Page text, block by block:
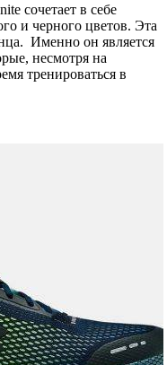
сочетает в себе
и черного цветов. Эта
Именно он является
несмотря на
тренироваться в